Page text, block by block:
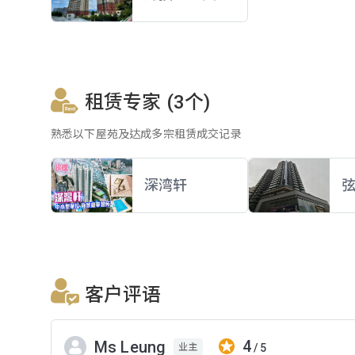
租赁专家 (3个)
熟悉以下屋苑及达成多宗租赁成交记录
深湾轩
客户评语
Ms Leung 业主 4/ 5